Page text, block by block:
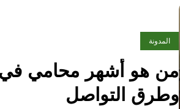
المدونة
من هو أشهر محامي في
وطرق التواصل